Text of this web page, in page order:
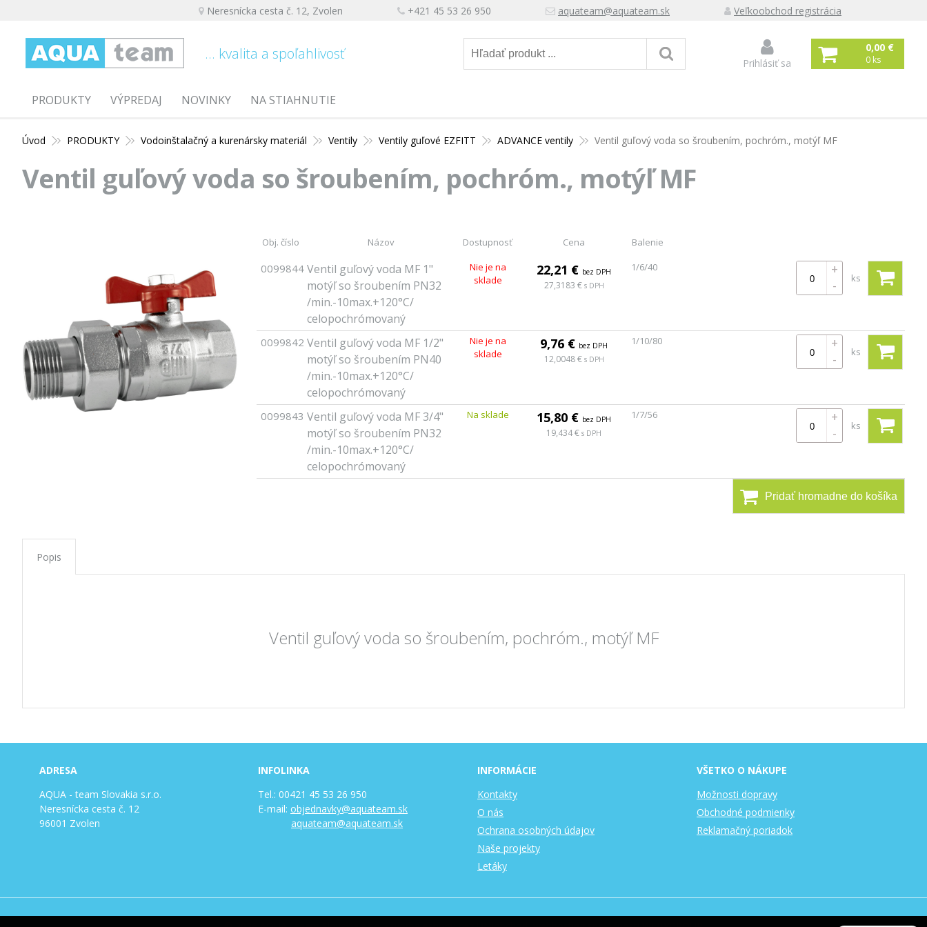
... kvalita a spoľahlivosť
Neresnícka cesta č. 12, Zvolen +421 45 53 26 950 aquateam@aquateam.sk Veľkoobchod registrácia
Prihlásiť sa
0,00 €
0 ks
PRODUKTY NOVINKY
VÝPREDAJ NA STIAHNUTIE
Úvod PRODUKTY Vodoinštalačný a kurenársky materiál Ventily Ventily guľové EZFITT ADVANCE ventily Ventil guľový voda so šroubením, pochróm., motýľ MF
Ventil guľový voda so šroubením, pochróm., motýľ MF
Obj. číslo Názov Dostupnosť Cena Balenie
0099844 Ventil guľový voda MF 1"
motýľ so šroubením PN32
/min.-10max.+120°C/
celopochrómovaný
Nie je na
sklade
22,21 € bez DPH
27,3183 € s DPH
1/6/40
+
-
ks
0099842 Ventil guľový voda MF 1/2"
motýľ so šroubením PN40
/min.-10max.+120°C/
celopochrómovaný
Nie je na
sklade
9,76 € bez DPH
12,0048 € s DPH
1/10/80
+
-
ks
0099843 Ventil guľový voda MF 3/4"
motýľ so šroubením PN32
/min.-10max.+120°C/
celopochrómovaný
Na sklade 15,80 € bez DPH
19,434 € s DPH
1/7/56
+
-
ks
Pridať hromadne do košíka
Popis
Ventil guľový voda so šroubením, pochróm., motýľ MF
ADRESA
AQUA - team Slovakia s.r.o.
Neresnícka cesta č. 12
96001 Zvolen
INFOLINKA
Tel.: 00421 45 53 26 950
E-mail: objednavky@aquateam.sk
aquateam@aquateam.sk
INFORMÁCIE
Kontakty
O nás
Ochrana osobných údajov
Naše projekty
Letáky
VŠETKO O NÁKUPE
Možnosti dopravy
Obchodné podmienky
Reklamačný poriadok